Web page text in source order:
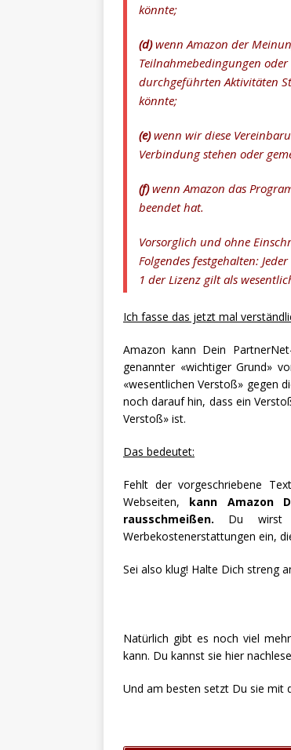
könnte;
(d)wenn Amazon der
Teilnahmebedingungen
durchgeführten Aktivitäten
könnte;
(e)wenn wir diese
Verbindung stehen oder
(f)wenn Amazon das
beendet hat.
Vorsorglich und ohne
Folgendes festgehalten:
1 der Lizenz gilt als
Ich fasse das jetzt mal
Amazon kann Dein
genannter «wichtiger Grund»
«wesentlichen Verstoß» gegen
noch darauf hin, dass ein
Verstoß» ist.
Das bedeutet:
Fehlt der vorgeschriebene
Webseiten, kann Amazon
rausschmeißen. Du wirst
Werbekostenerstattungen ein,
Sei also klug! Halte Dich streng
Natürlich gibt es noch viel
kann. Du kannst sie hier
Und am besten setzt Du sie mit